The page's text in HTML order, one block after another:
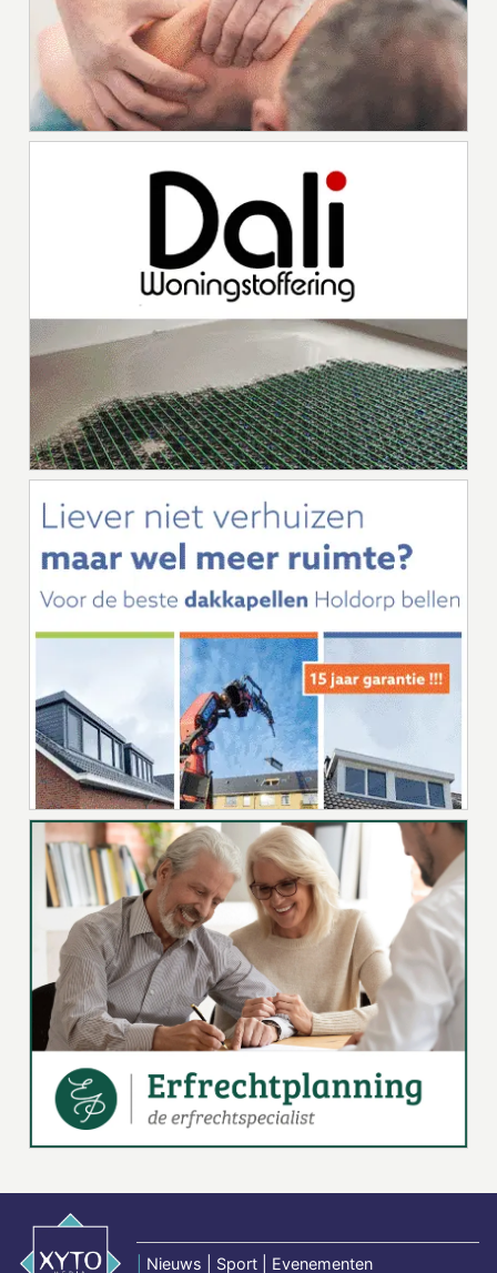
Nieuws | Sport | Evenementen